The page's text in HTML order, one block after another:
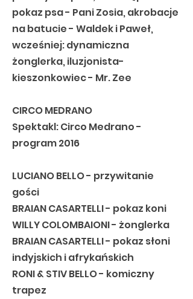
pokaz psa - Pani Zosia, akrobacje
na batucie - Waldek i Paweł,
wcześniej: dynamiczna
żonglerka, iluzjonista-
kieszonkowiec - Mr. Zee
CIRCO MEDRANO
Spektakl: Circo Medrano -
program 2016
LUCIANO BELLO - przywitanie
gości
BRAIAN CASARTELLI - pokaz koni
WILLY COLOMBAIONI - żonglerka
BRAIAN CASARTELLI - pokaz słoni
indyjskich i afrykańskich
RONI & STIV BELLO - komiczny
trapez